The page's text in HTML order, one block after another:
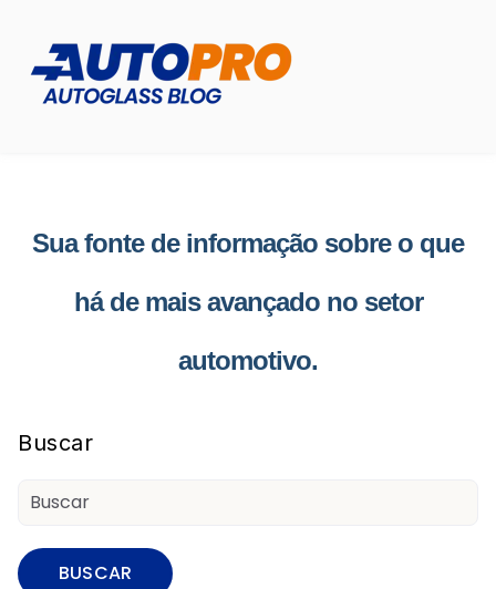
Sua fonte de informação sobre o que
há de mais avançado no setor
automotivo.
Buscar
BUSCAR